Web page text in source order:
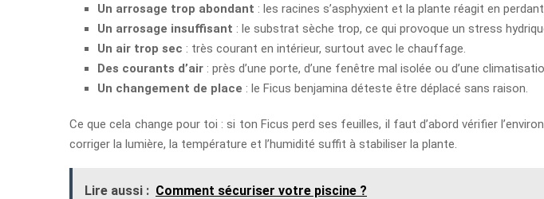
Un arrosage trop abondant : les racines s’asphyxient et la plante réagit en
Un arrosage insuffisant : le substrat sèche trop, ce qui provoque un stress
Un air trop sec : très courant en intérieur, surtout avec le chauffage.
Des courants d’air : près d’une porte, d’une fenêtre mal isolée ou d’une
Un changement de place : le Ficus benjamina déteste être déplacé sans raison.
Ce que cela change pour toi : si ton Ficus perd ses feuilles, il faut d’abord vérifier
corriger la lumière, la température et l’humidité suffit à stabiliser la plante.
Lire aussi : Comment sécuriser votre piscine ?